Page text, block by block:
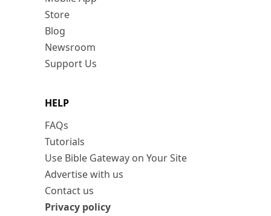
Store
Blog
Newsroom
Support Us
HELP
FAQs
Tutorials
Use Bible Gateway on Your Site
Advertise with us
Contact us
Privacy policy